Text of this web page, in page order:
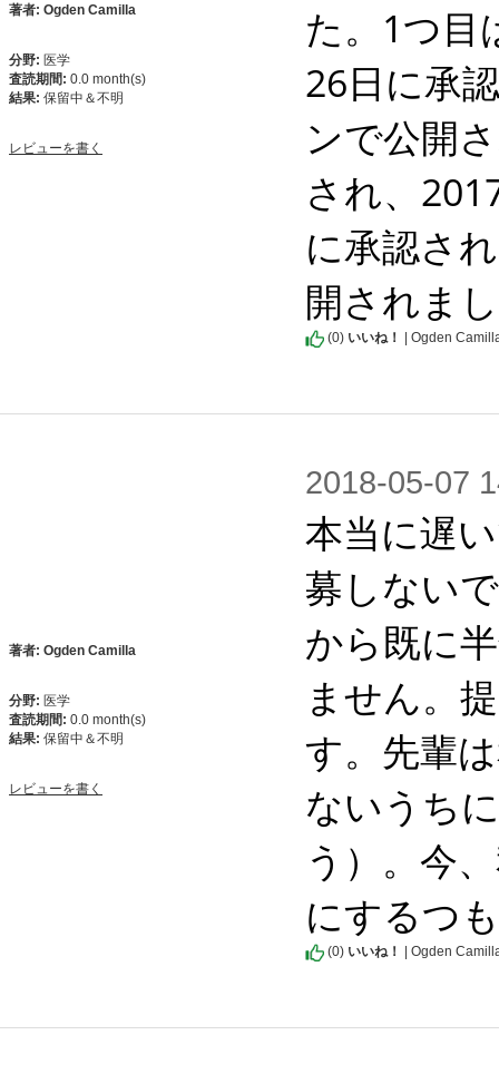
著者: Ogden Camilla
分野: 医学
査読期間: 0.0 month(s)
結果: 保留中＆不明
レビューを書く
た。1つ目
26日に承
ンで公開
され、
に承認さ
開されま
(0) いいね！ | Ogden
著者: Ogden Camilla
分野: 医学
査読期間: 0.0 month(s)
結果: 保留中＆不明
レビューを書く
2018-05-07
本当に遅
募しない
から既に
ません。
す。先輩
ないうち
う）。今
にするつ
(0) いいね！ | Ogden